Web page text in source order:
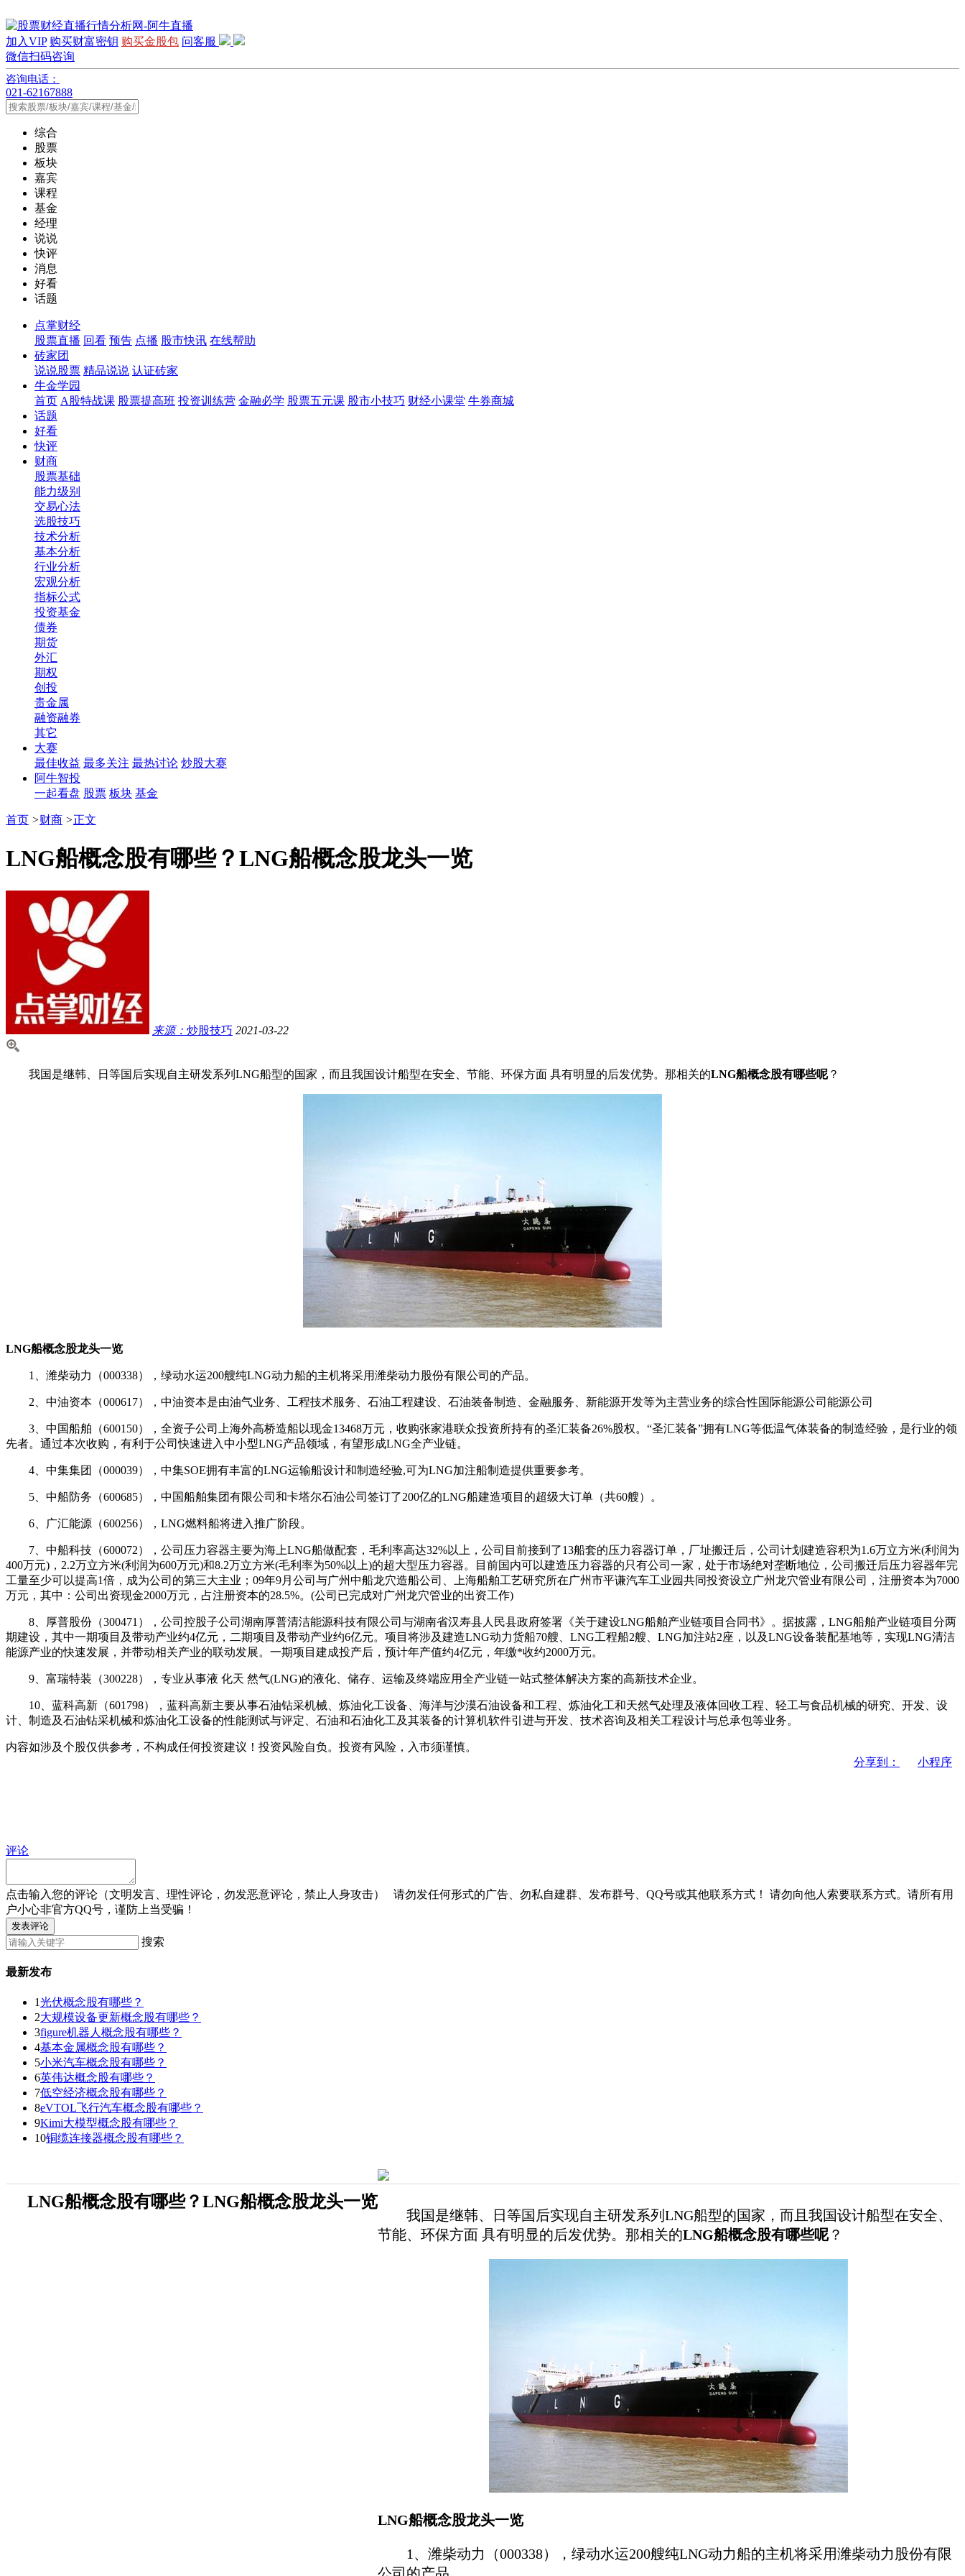
加入VIP 购买财富密钥 购买金股包 问客服
微信扫码咨询
咨询电话：
021-62167888
综合
股票
板块
嘉宾
课程
基金
经理
说说
快评
消息
好看
话题
点掌财经
股票直播 回看 预告 点播 股市快讯 在线帮助
砖家团
说说股票 精品说说 认证砖家
牛金学园
首页 A股特战课 股票提高班 投资训练营 金融必学 股票五元课 股市小技巧 财经小课堂 牛券商城
话题
好看
快评
财商
股票基础
能力级别
交易心法
选股技巧
技术分析
基本分析
行业分析
宏观分析
指标公式
投资基金
债券
期货
外汇
期权
创投
贵金属
融资融券
其它
大赛
最佳收益 最多关注 最热讨论 炒股大赛
阿牛智投
一起看盘 股票 板块 基金
首页 >财商 >正文
LNG船概念股有哪些？LNG船概念股龙头一览
来源： 炒股技巧 2021-03-22
我国是继韩、日等国后实现自主研发系列LNG船型的国家，而且我国设计船型在安全、节能、环保方面 具有明显的后发优势。那相关的LNG船概念股有哪些呢？
LNG船概念股龙头一览
1、潍柴动力（000338），绿动水运200艘纯LNG动力船的主机将采用潍柴动力股份有限公司的产品。
2、中油资本（000617），中油资本是由油气业务、工程技术服务、石油工程建设、石油装备制造、金融服务、新能源开发等为主营业务的综合性国际能源公司能源公司
3、中国船舶（600150），全资子公司上海外高桥造船以现金13468万元，收购张家港联众投资所持有的圣汇装备26%股权。“圣汇装备”拥有LNG等低温气体装备的制造经验，是行业的领
先者。通过本次收购，有利于公司快速进入中小型LNG产品领域，有望形成LNG全产业链。
4、中集集团（000039），中集SOE拥有丰富的LNG运输船设计和制造经验,可为LNG加注船制造提供重要参考。
5、中船防务（600685），中国船舶集团有限公司和卡塔尔石油公司签订了200亿的LNG船建造项目的超级大订单（共60艘）。
6、广汇能源（600256），LNG燃料船将进入推广阶段。
7、中船科技（600072），公司压力容器主要为海上LNG船做配套，毛利率高达32%以上，公司目前接到了13船套的压力容器订单，厂址搬迁后，公司计划建造容积为1.6万立方米(利润为
400万元)，2.2万立方米(利润为600万元)和8.2万立方米(毛利率为50%以上)的超大型压力容器。目前国内可以建造压力容器的只有公司一家，处于市场绝对垄断地位，公司搬迁后压力容器年完
工量至少可以提高1倍，成为公司的第三大主业；09年9月公司与广州中船龙穴造船公司、上海船舶工艺研究所在广州市平谦汽车工业园共同投资设立广州龙穴管业有限公司，注册资本为7000
万元，其中：公司出资现金2000万元，占注册资本的28.5%。(公司已完成对广州龙穴管业的出资工作)
8、厚普股份（300471），公司控股子公司湖南厚普清洁能源科技有限公司与湖南省汉寿县人民县政府签署《关于建设LNG船舶产业链项目合同书》。据披露，LNG船舶产业链项目分两
期建设，其中一期项目及带动产业约4亿元，二期项目及带动产业约6亿元。项目将涉及建造LNG动力货船70艘、LNG工程船2艘、LNG加注站2座，以及LNG设备装配基地等，实现LNG清洁
能源产业的快速发展，并带动相关产业的联动发展。一期项目建成投产后，预计年产值约4亿元，年缴*收约2000万元。
9、富瑞特装（300228），专业从事液 化天 然气(LNG)的液化、储存、运输及终端应用全产业链一站式整体解决方案的高新技术企业。
10、蓝科高新（601798），蓝科高新主要从事石油钻采机械、炼油化工设备、海洋与沙漠石油设备和工程、炼油化工和天然气处理及液体回收工程、轻工与食品机械的研究、开发、设
计、制造及石油钻采机械和炼油化工设备的性能测试与评定、石油和石油化工及其装备的计算机软件引进与开发、技术咨询及相关工程设计与总承包等业务。
内容如涉及个股仅供参考，不构成任何投资建议！投资风险自负。投资有风险，入市须谨慎。
分享到：
小程序
评论
点击输入您的评论（文明发言、理性评论，勿发恶意评论，禁止人身攻击） 请勿发任何形式的广告、勿私自建群、发布群号、QQ号或其他联系方式！
请勿向他人索要联系方式。请所有用
户小心非官方QQ号，谨防上当受骗！
发表评论
搜索
最新发布
1光伏概念股有哪些？
2大规模设备更新概念股有哪些？
3figure机器人概念股有哪些？
4基本金属概念股有哪些？
5小米汽车概念股有哪些？
6英伟达概念股有哪些？
7低空经济概念股有哪些？
8eVTOL飞行汽车概念股有哪些？
9Kimi大模型概念股有哪些？
10铜缆连接器概念股有哪些？
LNG船概念股有哪些？LNG船概念股龙头一览
我国是继韩、日等国后实现自主研发系列LNG船型的国家，而且我国设计船型在安全、
节能、环保方面 具有明显的后发优势。那相关的LNG船概念股有哪些呢？
LNG船概念股龙头一览
1、潍柴动力（000338），绿动水运200艘纯LNG动力船的主机将采用潍柴动力股份有限